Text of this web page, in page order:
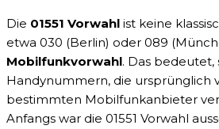
Die 01551 Vorwahl ist keine
etwa 030 (Berlin) oder 089
Mobilfunkvorwahl. Das bedeutet,
Handynummern, die ursprünglich
bestimmten Mobilfunkanbieter
Anfangs war die 01551 Vorwahl